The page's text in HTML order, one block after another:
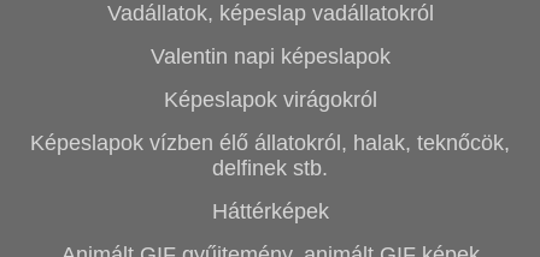
Vadállatok, képeslap vadállatokról
Valentin napi képeslapok
Képeslapok virágokról
Képeslapok vízben élő állatokról, halak, teknőcök,
delfinek stb.
Háttérképek